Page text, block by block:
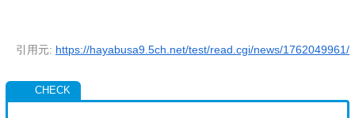
引用元: https://hayabusa9.5ch.net/test/read.cgi/news/1762049961/